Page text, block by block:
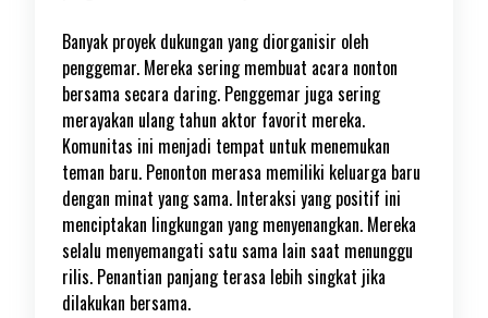
Banyak proyek dukungan yang diorganisir oleh
penggemar. Mereka sering membuat acara nonton
bersama secara daring. Penggemar juga sering
merayakan ulang tahun aktor favorit mereka.
Komunitas ini menjadi tempat untuk menemukan
teman baru. Penonton merasa memiliki keluarga baru
dengan minat yang sama. Interaksi yang positif ini
menciptakan lingkungan yang menyenangkan. Mereka
selalu menyemangati satu sama lain saat menunggu
rilis. Penantian panjang terasa lebih singkat jika
dilakukan bersama.